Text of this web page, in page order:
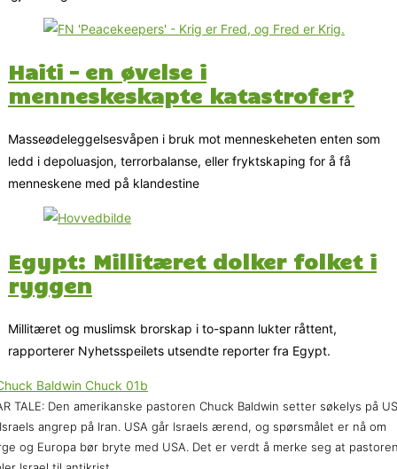
Haiti – en øvelse i
menneskeskapte katastrofer?
Masseødeleggelsesvåpen i bruk mot menneskeheten enten som
ledd i depoluasjon, terrorbalanse, eller fryktskaping for å få
menneskene med på klandestine
Egypt: Millitæret dolker folket i
ryggen
Millitæret og muslimsk brorskap i to-spann lukter råttent,
rapporterer Nyhetsspeilets utsendte reporter fra Egypt.
TALE: Den amerikanske pastoren Chuck Baldwin setter søkelys på
angrep på Iran. USA går Israels ærend, og spørsmålet er nå om
og Europa bør bryte med USA. Det er verdt å merke seg at